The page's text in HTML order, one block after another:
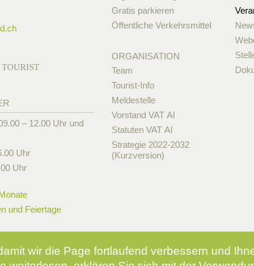
– 12.00 Uhr und
Uhr
Uhr
und Feiertage
Gratis parkieren
Öffentliche Verkehrsmittel
ORGANISATION
Team
Tourist-Info
Meldestelle
Vorstand VAT AI
Statuten VAT AI
Strategie 2022-2032
(Kurzversion)
wir die Page fortlaufend verbessern und